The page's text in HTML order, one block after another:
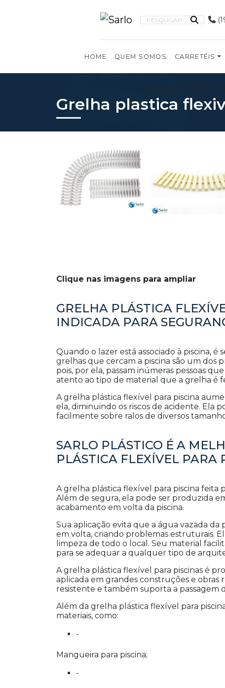
PESQUISAR
HOME QUEM SOMOS CARRETÉIS
Grelha plastica flexivel
Grelha plastica
Clique nas imagens para ampliar
GRELHA PLÁSTICA
INDICADA PARA
Quando o lazer está associado à piscina,
grelhas que cercam a piscina são um dos
pois, por ela, passam inúmeras pessoas
atento ao tipo de material que a grelha é
A grelha plástica flexível para piscina
ela, diminuindo os riscos de acidente. Ela
facilmente sobre ralos de diversos
SARLO PLÁSTICO É A
PLÁSTICA FLEXÍVEL PARA
A grelha plástica flexível para piscina feita
Além de segura, ela pode ser produzida
acabamento em volta da piscina.
Sua aplicação evita que a água vazada
em volta, criando problemas estruturais.
limpeza de todo o local. Seu material
para se adequar a qualquer tipo de
A grelha plástica flexível para piscinas é
aplicada em grandes construções e obras
resistente e também suporta a passagem
Além da grelha plástica flexível para
materiais, como:
-
Mangueira para piscina;
-